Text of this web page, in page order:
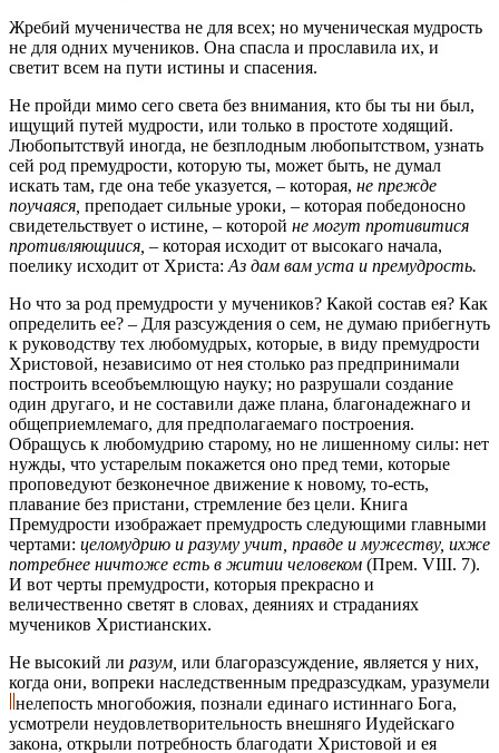
Жребий мученичества не для всех; но мученическая мудрость
не для одних мучеников. Она спасла и прославила их, и
светит всем на пути истины и спасения.
Не пройди мимо сего света без внимания, кто бы ты ни был,
ищущий путей мудрости, или только в простоте ходящий.
Любопытствуй иногда, не безплодным любопытством, узнать
сей род премудрости, которую ты, может быть, не думал
искать там, где она тебе указуется, – которая, не прежде
поучаяся, преподает сильные уроки, – которая победоносно
свидетельствует о истине, – которой не могут противитися
противляющиися, – которая исходит от высокаго начала,
поелику исходит от Христа: Аз дам вам уста и премудрость.
Но что за род премудрости у мучеников? Какой состав ея? Как
определить ее? – Для разсуждения о сем, не думаю прибегнуть
к руководству тех любомудрых, которые, в виду премудрости
Христовой, независимо от нея столько раз предпринимали
построить всеобъемлющую науку; но разрушали создание
один другаго, и не составили даже плана, благонадежнаго и
общеприемлемаго, для предполагаемаго построения.
Обращусь к любомудрию старому, но не лишенному силы: нет
нужды, что устарелым покажется оно пред теми, которые
проповедуют безконечное движение к новому, то-есть,
плавание без пристани, стремление без цели. Книга
Премудрости изображает премудрость следующими главными
чертами: целомудрию и разуму учит, правде и мужеству, ихже
потребнее ничтоже есть в житии человеком (Прем. VIII. 7).
И вот черты премудрости, которыя прекрасно и
величественно светят в словах, деяниях и страданиях
мучеников Христианских.
Не высокий ли разум, или благоразсуждение, является у них,
когда они, вопреки наследственным предразсудкам, уразумели
нелепость многобожия, познали единаго истиннаго Бога,
усмотрели неудовлетворительность внешняго Иудейскаго
закона, открыли потребность благодати Христовой и ея